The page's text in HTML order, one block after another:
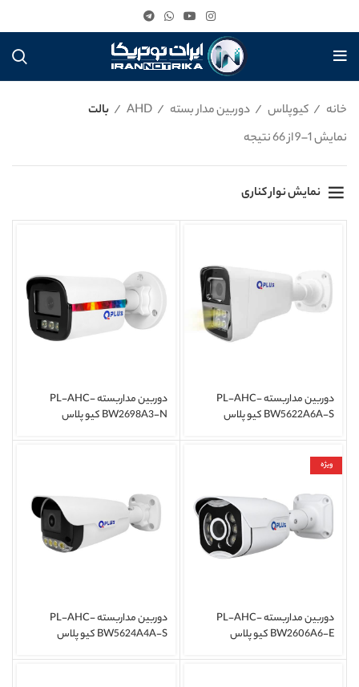
خانه کیوپلاس دوربین مدار بسته AHD
بالت
نمایش 1–9 از 66 نتیجه
نمایش نوار کناری
دوربین مداربسته PL-AHC-
BW5622A6A-S کیو پلاس
دوربین مداربسته PL-AHC-
BW2698A3-N کیو پلاس
ویژه
دوربین مداربسته PL-AHC-
BW2606A6-E کیو پلاس
دوربین مداربسته PL-AHC-
BW5624A4A-S کیو پلاس